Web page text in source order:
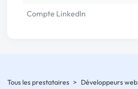
Compte LinkedIn
Tous les prestataires > Développeurs web